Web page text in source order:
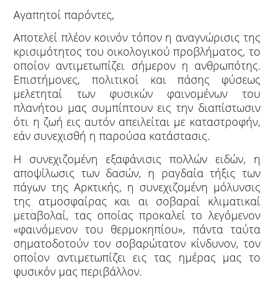
Αγαπητοί παρόντες,
Αποτελεί πλέον κοινόν τόπον η αναγνώρισις της
κρισιμότητος του οικολογικού προβλήματος, το
οποίον αντιμετωπίζει σήμερον η ανθρωπότης.
Επιστήμονες, πολιτικοί και πάσης φύσεως
μελετηταί των φυσικών φαινομένων του
πλανήτου μας συμπίπτουν εις την διαπίστωσιν
ότι η ζωή εις αυτόν απειλείται με καταστροφήν,
εάν συνεχισθή η παρούσα κατάστασις.
Η συνεχιζομένη εξαφάνισις πολλών ειδών, η
αποψίλωσις των δασών, η ραγδαία τήξις των
πάγων της Αρκτικής, η συνεχιζομένη μόλυνσις
της ατμοσφαίρας και αι σοβαραί κλιματικαί
μεταβολαί, τας οποίας προκαλεί το λεγόμενον
«φαινόμενον του θερμοκηπίου», πάντα ταύτα
σηματοδοτούν τον σοβαρώτατον κίνδυνον, τον
οποίον αντιμετωπίζει εις τας ημέρας μας το
φυσικόν μας περιβάλλον.